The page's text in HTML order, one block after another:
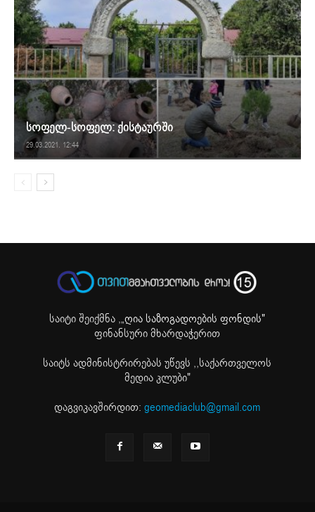
სოფელ-სოფელ: ქისტაურში
29.03.2021. 12:44
საიტი შეიქმნა ,„ღია საზოგადოების ფონდის"
ფინანსური მხარდაჭერით
საიტს ადმინისტრირებას უწევს ,,საქართველოს
მედია კლუბი"
დაგვიკავშირდით:geomediaclub@gmail.com